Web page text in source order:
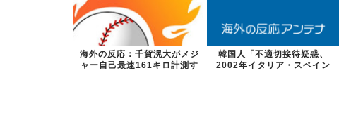
海外の反応：千賀滉大がメジ
ャー自己最速161キロ計測す
韓国人「不適切接待疑惑、
2002年イタリア・スペイン